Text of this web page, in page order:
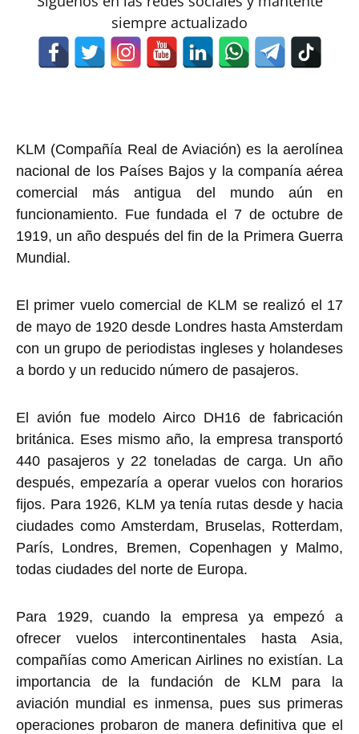
siempre actualizado
KLM (Compañía Real de Aviación) es la aerolínea
nacional de los Países Bajos y la companía aérea
comercial más antigua del mundo aún en
funcionamiento. Fue fundada el 7 de octubre de
1919, un año después del fin de la Primera Guerra
Mundial.
El primer vuelo comercial de KLM se realizó el 17
de mayo de 1920 desde Londres hasta Amsterdam
con un grupo de periodistas ingleses y holandeses
a bordo y un reducido número de pasajeros.
El avión fue modelo Airco DH16 de fabricación
británica. Eses mismo año, la empresa transportó
440 pasajeros y 22 toneladas de carga. Un año
después, empezaría a operar vuelos con horarios
fijos. Para 1926, KLM ya tenía rutas desde y hacia
ciudades como Amsterdam, Bruselas, Rotterdam,
París, Londres, Bremen, Copenhagen y Malmo,
todas ciudades del norte de Europa.
Para 1929, cuando la empresa ya empezó a
ofrecer vuelos intercontinentales hasta Asia,
compañías como American Airlines no existían. La
importancia de la fundación de KLM para la
aviación mundial es inmensa, pues sus primeras
operaciones probaron de manera definitiva que el